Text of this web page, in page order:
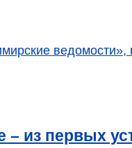
ведомости»,
– из первых